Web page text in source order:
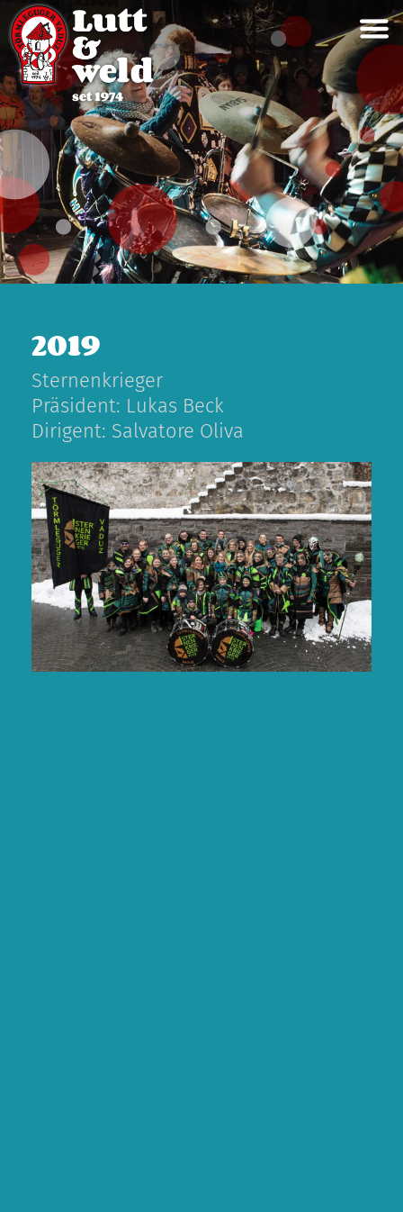
2019
Sternenkrieger
Präsident: Lukas Beck
Dirigent: Salvatore Oliva